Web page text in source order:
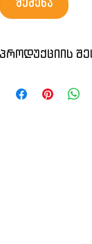
შეძენა
პროდუქციის
დავამზადებთ